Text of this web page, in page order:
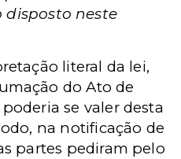
neste
literal da lei,
do Ato de
se valer desta
na notificação de
partes pediram pelo